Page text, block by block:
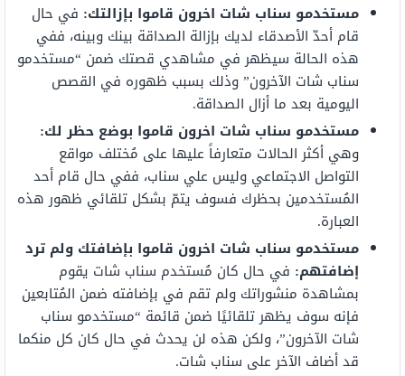
مستخدمو سناب شات اخرون قاموا بإزالتك: في حال
قام أحدّ الأصدقاء لديك بإزالة الصداقة بينك وبينه، ففي
هذه الحالة سيظهر في مشاهدي قصتك ضمن “مستخدمو
سناب شات الآخرون” وذلك بسبب ظهوره في القصص
اليومية بعد ما أزال الصداقة.
مستخدمو سناب شات اخرون قاموا بوضع حظر لك:
وهي أكثر الحالات متعارفاً عليها على مُختلف مواقع
التواصل الاجتماعي وليس علي سناب، ففي حال قام أحد
المُستخدمين بحظرك فسوف يتمّ بشكل تلقائي ظهور هذه
العبارة.
مستخدمو سناب شات اخرون قاموا بإضافتك ولم ترد
إضافتهم: في حال كان مُستخدم سناب شات يقوم
بمشاهدة منشوراتك ولم تقم في بإضافته ضمن المُتابعين
فإنه سوف يظهر تلقائيًا ضمن قائمة “مستخدمو سناب
شات الآخرون”، ولكن هذه لن يحدث في حال كان كل منكما
قد أضاف الآخر على سناب شات.